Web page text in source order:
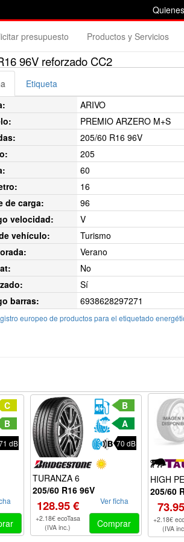
presupuesto Productos y Servicios
96V reforzado CC2
Etiqueta
ARIVO
PREMIO ARZERO M+S
205/60 R16 96V
205
60
16
de carga:
96
velocidad:
V
vehículo:
Turismo
Verano
No
Sí
barras:
6938628297271
europeo de productos para el etiquetado
C
B
dB
B
A
70 dB
TURANZA 6
205/60 R16 96V
128.95 €
+2.18€ ecoTasa
(IVA inc.)
Ver ficha
Comprar
HIGH
205/60
+2.18€
(IVA